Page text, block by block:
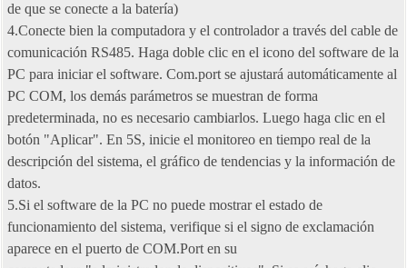
de que se conecte a la batería)
4.Conecte bien la computadora y el controlador a través del cable de
comunicación RS485. Haga doble clic en el icono del software de la
PC para iniciar el software. Com.port se ajustará automáticamente al
PC COM, los demás parámetros se muestran de forma
predeterminada, no es necesario cambiarlos. Luego haga clic en el
botón "Aplicar". En 5S, inicie el monitoreo en tiempo real de la
descripción del sistema, el gráfico de tendencias y la información de
datos.
5.Si el software de la PC no puede mostrar el estado de
funcionamiento del sistema, verifique si el signo de exclamación
aparece en el puerto de COM.Port en su